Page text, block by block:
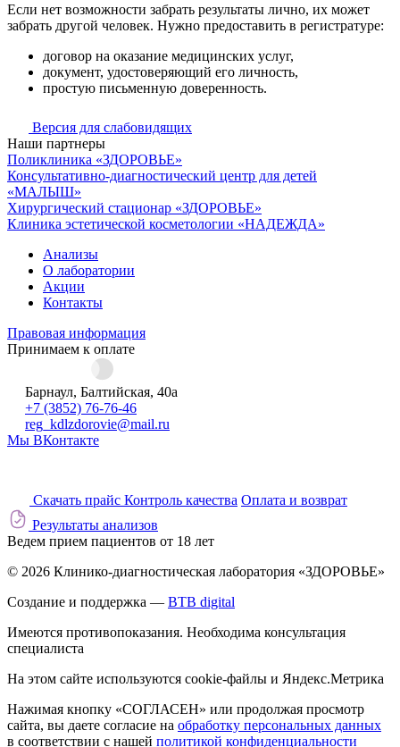
Если нет возможности забрать результаты лично, их может
забрать другой человек. Нужно предоставить в регистратуре:
договор на оказание медицинских услуг,
документ, удостоверяющий его личность,
простую письменную доверенность.
Версия для слабовидящих
Наши партнеры
Поликлиника «ЗДОРОВЬЕ»
Консультативно-диагностический центр для детей
«МАЛЫШ»
Хирургический стационар «ЗДОРОВЬЕ»
Клиника эстетической косметологии «НАДЕЖДА»
Анализы
О лаборатории
Акции
Контакты
Правовая информация
Принимаем к оплате
Барнаул, Балтийская, 40а
+7 (3852) 76-76-46
reg_kdlzdorovie@mail.ru
Мы ВКонтакте
Скачать прайс Контроль качества Оплата и возврат
Результаты анализов
Ведем прием пациентов от 18 лет
© 2026 Клинико-диагностическая лаборатория «ЗДОРОВЬЕ»
Создание и поддержка — BTB digital
Имеются противопоказания. Необходима консультация
специалиста
На этом сайте используются cookie-файлы и Яндекс.Метрика
Нажимая кнопку «СОГЛАСЕН» или продолжая просмотр
сайта, вы даете согласие на обработку персональных данных
в соответствии с нашей политикой конфиденциальности